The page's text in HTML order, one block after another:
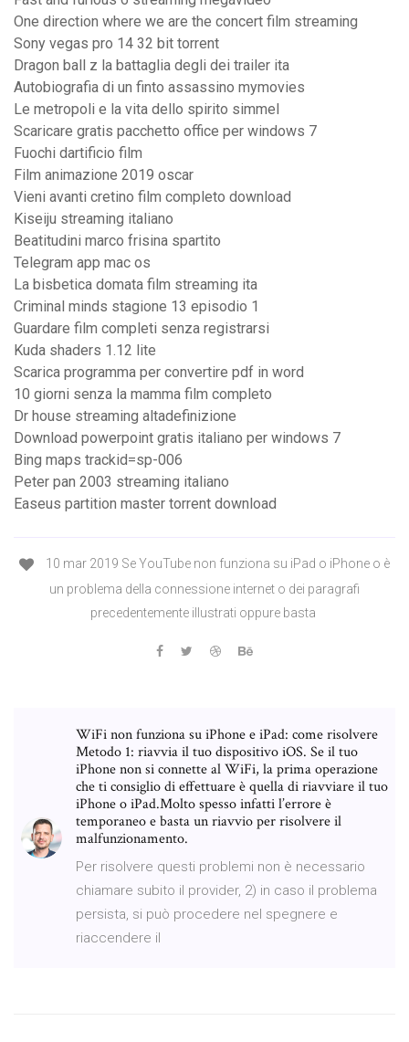
One direction where we are the concert film streaming
Sony vegas pro 14 32 bit torrent
Dragon ball z la battaglia degli dei trailer ita
Autobiografia di un finto assassino mymovies
Le metropoli e la vita dello spirito simmel
Scaricare gratis pacchetto office per windows 7
Fuochi dartificio film
Film animazione 2019 oscar
Vieni avanti cretino film completo download
Kiseiju streaming italiano
Beatitudini marco frisina spartito
Telegram app mac os
La bisbetica domata film streaming ita
Criminal minds stagione 13 episodio 1
Guardare film completi senza registrarsi
Kuda shaders 1.12 lite
Scarica programma per convertire pdf in word
10 giorni senza la mamma film completo
Dr house streaming altadefinizione
Download powerpoint gratis italiano per windows 7
Bing maps trackid=sp-006
Peter pan 2003 streaming italiano
Easeus partition master torrent download
10 mar 2019 Se YouTube non funziona su iPad o iPhone o è
un problema della connessione internet o dei paragrafi
precedentemente illustrati oppure basta
WiFi non funziona su iPhone e iPad: come risolvere
Metodo 1: riavvia il tuo dispositivo iOS. Se il tuo
iPhone non si connette al WiFi, la prima operazione
che ti consiglio di effettuare è quella di riavviare il tuo
iPhone o iPad.Molto spesso infatti l’errore è
temporaneo e basta un riavvio per risolvere il
malfunzionamento.
Per risolvere questi problemi non è necessario
chiamare subito il provider, 2) in caso il problema
persista, si può procedere nel spegnere e
riaccendere il